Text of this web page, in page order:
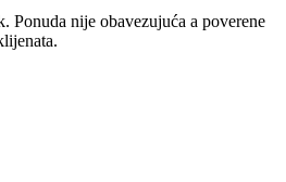
nije obavezujuća a poverene